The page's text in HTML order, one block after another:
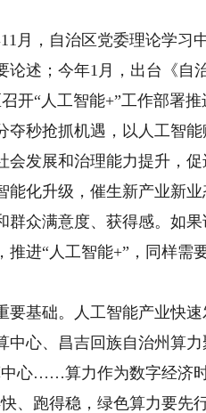
，自治区党委理论学习
述；今年1月，出台《自
开“人工智能+”工作部署
秒抢抓机遇，以人工智能
发展和治理能力提升，促
能化升级，催生新产业新
众满意度、获得感。如
进“人工智能+”，同样需
础。人工智能产业快速
心、昌吉回族自治州算
心……算力作为数字经济
、跑得稳，绿色算力要先